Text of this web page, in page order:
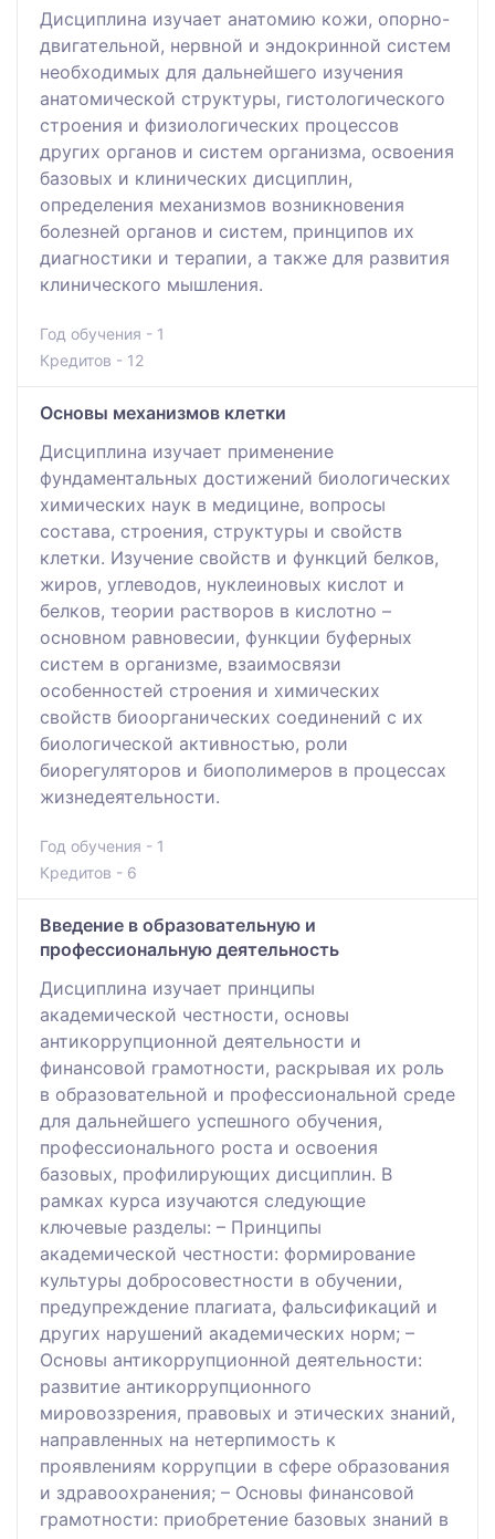
Дисциплина изучает анатомию кожи, опорно-
двигательной, нервной и эндокринной систем
необходимых для дальнейшего изучения
анатомической структуры, гистологического
строения и физиологических процессов
других органов и систем организма, освоения
базовых и клинических дисциплин,
определения механизмов возникновения
болезней органов и систем, принципов их
диагностики и терапии, а также для развития
клинического мышления.
Год обучения - 1
Кредитов - 12
Основы механизмов клетки
Дисциплина изучает применение
фундаментальных достижений биологических
химических наук в медицине, вопросы
состава, строения, структуры и свойств
клетки. Изучение свойств и функций белков,
жиров, углеводов, нуклеиновых кислот и
белков, теории растворов в кислотно –
основном равновесии, функции буферных
систем в организме, взаимосвязи
особенностей строения и химических
свойств биоорганических соединений с их
биологической активностью, роли
биорегуляторов и биополимеров в процессах
жизнедеятельности.
Год обучения - 1
Кредитов - 6
Введение в образовательную и
профессиональную деятельность
Дисциплина изучает принципы
академической честности, основы
антикоррупционной деятельности и
финансовой грамотности, раскрывая их роль
в образовательной и профессиональной среде
для дальнейшего успешного обучения,
профессионального роста и освоения
базовых, профилирующих дисциплин. В
рамках курса изучаются следующие
ключевые разделы: – Принципы
академической честности: формирование
культуры добросовестности в обучении,
предупреждение плагиата, фальсификаций и
других нарушений академических норм; –
Основы антикоррупционной деятельности:
развитие антикоррупционного
мировоззрения, правовых и этических знаний,
направленных на нетерпимость к
проявлениям коррупции в сфере образования
и здравоохранения; – Основы финансовой
грамотности: приобретение базовых знаний в